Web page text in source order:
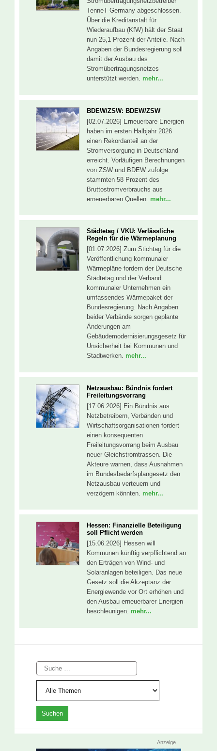
TenneT Germany abgeschlossen.
Über die Kreditanstalt für
Wiederaufbau (KfW) hält der Staat
nun 25,1 Prozent der Anteile. Nach
Angaben der Bundesregierung soll
damit der Ausbau des
Stromübertragungsnetzes
unterstützt werden. mehr...
BDEW/ZSW: BDEW/ZSW
[02.07.2026] Erneuerbare Energien
haben im ersten Halbjahr 2026
einen Rekordanteil an der
Stromversorgung in Deutschland
erreicht. Vorläufigen Berechnungen
von ZSW und BDEW zufolge
stammten 58 Prozent des
Bruttostromverbrauchs aus
erneuerbaren Quellen. mehr...
Städtetag / VKU: Verlässliche
Regeln für die Wärmeplanung
[01.07.2026] Zum Stichtag für die
Veröffentlichung kommunaler
Wärmepläne fordern der Deutsche
Städtetag und der Verband
kommunaler Unternehmen ein
umfassendes Wärmepaket der
Bundesregierung. Nach Angaben
beider Verbände sorgen geplante
Änderungen am
Gebäudemodernisierungsgesetz für
Unsicherheit bei Kommunen und
Stadtwerken. mehr...
Netzausbau: Bündnis fordert
Freileitungsvorrang
[17.06.2026] Ein Bündnis aus
Netzbetreibern, Verbänden und
Wirtschaftsorganisationen fordert
einen konsequenten
Freileitungsvorrang beim Ausbau
neuer Gleichstromtrassen. Die
Akteure warnen, dass Ausnahmen
im Bundesbedarfsplangesetz den
Netzausbau verteuern und
verzögern könnten. mehr...
Hessen: Finanzielle Beteiligung
soll Pflicht werden
[15.06.2026] Hessen will
Kommunen künftig verpflichtend an
den Erträgen von Wind- und
Solaranlagen beteiligen. Das neue
Gesetz soll die Akzeptanz der
Energiewende vor Ort erhöhen und
den Ausbau erneuerbarer Energien
beschleunigen. mehr...
Suche
Anzeige